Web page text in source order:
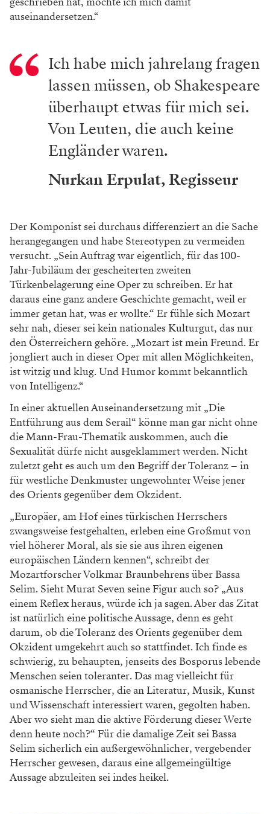
auseinandersetzen.“
Ich habe mich jahrelang fragen
lassen müssen, ob Shakespeare
überhaupt etwas für mich sei.
Von Leuten, die auch keine
Engländer waren.
Nurkan Erpulat, Regisseur
Der Komponist sei durchaus differenziert an die Sache
herangegangen und habe Stereotypen zu vermeiden
versucht. „Sein Auftrag war eigentlich, für das 100-
Jahr-Jubiläum der gescheiterten zweiten
Türkenbelagerung eine Oper zu schreiben. Er hat
daraus eine ganz andere Geschichte gemacht, weil er
immer getan hat, was er wollte.“ Er fühle sich Mozart
sehr nah, dieser sei kein nationales Kulturgut, das nur
den Österreichern gehöre. „Mozart ist mein Freund. Er
jongliert auch in dieser Oper mit allen Möglichkeiten,
ist witzig und klug. Und Humor kommt bekanntlich
von Intelligenz.“
In einer aktuellen Auseinandersetzung mit „Die
Entführung aus dem Serail“ könne man gar nicht ohne
die Mann-Frau-Thematik auskommen, auch die
Sexualität dürfe nicht ausgeklammert werden. Nicht
zuletzt geht es auch um den Begriff der Toleranz – in
für westliche Denkmuster ungewohnter Weise jener
des Orients gegenüber dem Okzident.
„Europäer, am Hof eines türkischen Herrschers
zwangsweise festgehalten, erleben eine Großmut von
viel höherer Moral, als sie sie aus ihren eigenen
europäischen Ländern kennen“, schreibt der
Mozartforscher Volkmar Braunbehrens über Bassa
Selim. Sieht Murat Seven seine Figur auch so? „Aus
einem Reflex heraus, würde ich ja sagen. Aber das Zitat
ist natürlich eine politische Aussage, denn es geht
darum, ob die Toleranz des Orients gegenüber dem
Okzident umgekehrt auch so stattfindet. Ich finde es
schwierig, zu behaupten, jenseits des Bosporus lebende
Menschen seien toleranter. Das mag vielleicht für
osmanische Herrscher, die an Literatur, Musik, Kunst
und Wissenschaft interessiert waren, gegolten haben.
Aber wo sieht man die aktive Förderung dieser Werte
denn heute noch?“ Für die damalige Zeit sei Bassa
Selim sicherlich ein außergewöhnlicher, vergebender
Herrscher gewesen, daraus eine allgemeingültige
Aussage abzuleiten sei indes heikel.